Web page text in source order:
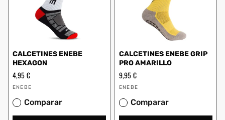
CALCETINES ENEBE
HEXAGON
Precio
habitual
4,95 €
Proveedor:
ENEBE
Comparar
CALCETINES ENEBE GRIP
PRO AMARILLO
Precio
habitual
9,95 €
Proveedor:
ENEBE
Comparar